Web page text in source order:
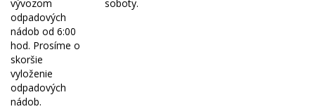
vývozom
odpadových
nádob od 6:00
hod. Prosíme o
skoršie
vyloženie
odpadových
nádob.
soboty.